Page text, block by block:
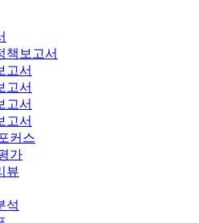
책보고서
고서
고서
고서
고서
커스
가
뷰
석